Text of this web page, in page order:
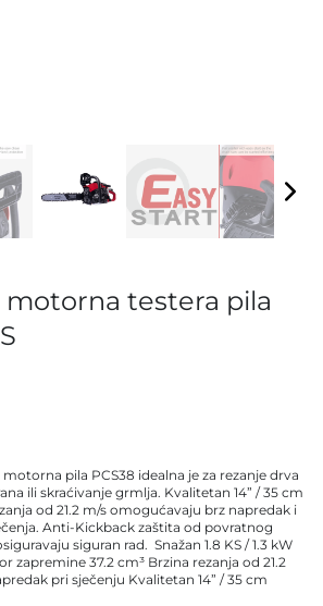
testera pila
KM.
pila PCS38 idealna je za rezanje drva
ili skraćivanje grmlja. Kvalitetan 14” / 35 cm
od 21.2 m/s omogućavaju brz napredak i
Anti-Kickback zaštita od povratnog
siguran rad. Snažan 1.8 KS / 1.3 kW
zapremine 37.2 cm³ Brzina rezanja od 21.2
pri sječenju Kvalitetan 14” / 35 cm